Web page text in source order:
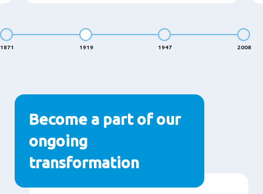
1871 1919 1947 2008
Become a part of our
ongoing
transformation